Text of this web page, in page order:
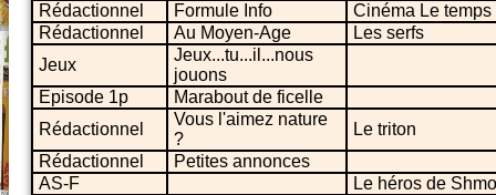
Rédactionnel
Formule Info
Cinéma Le
Rédactionnel
Au Moyen-Age
Les serfs
Jeux
Jeux...tu...il...nous
jouons
Episode 1p
Marabout de ficelle
Rédactionnel
Vous l'aimez nature
?
Le triton
Rédactionnel
Petites annonces
AS-F
Le héros de